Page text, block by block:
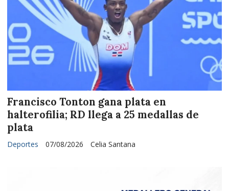
Francisco Tonton gana plata en
halterofilia; RD llega a 25 medallas de
plata
Celia Santana
Deportes 07/08/2026